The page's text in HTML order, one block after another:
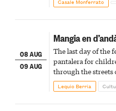
08 AUG
09 AUG
Mangia en
The last day of the
pantalera for
through the streets
fireworks finale
Lequio Berria